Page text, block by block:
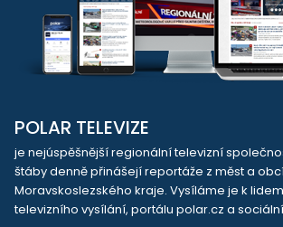
POLAR TELEVIZE
je nejúspěšnější regionální televizní
štáby denně přinášejí reportáže z měst a
Moravskoslezského kraje. Vysíláme je k
televizního vysílání, portálu polar.cz a